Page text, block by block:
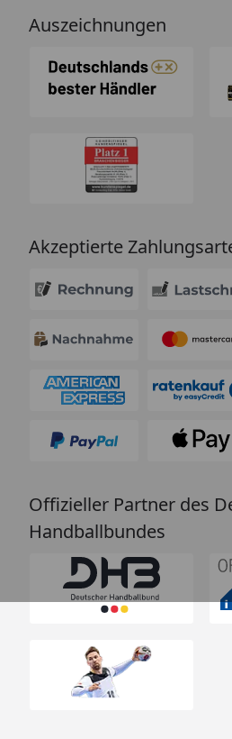
Auszeichnungen
Akzeptierte
Offizieller Partner des
Handballbundes